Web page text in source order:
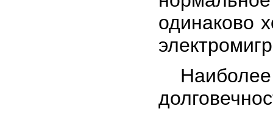
одинаково
Наиболее